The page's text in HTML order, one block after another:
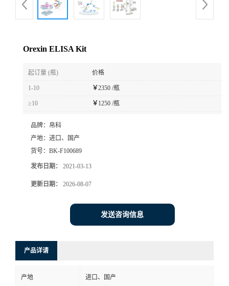
Orexin ELISA Kit
起订量 (瓶) 价格
1-10 ￥2350 /瓶
≥10 ￥ 1250 /瓶
品牌： 帛科
产地： 进口、国产
货号： BK-F100689
发布日期： 2021-03-13
更新日期： 2026-08-07
发送咨询信息
产品详请
产地 进口、国产